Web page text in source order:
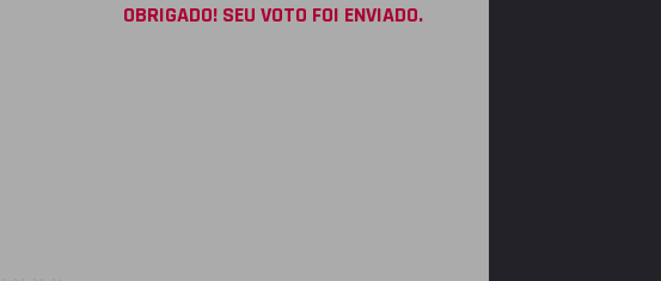
OBRIGADO! SEU VOTO FOI ENVIADO.